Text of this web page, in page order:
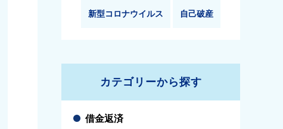
新型コロナウイルス 自己破産
カテゴリーから探す
借金返済